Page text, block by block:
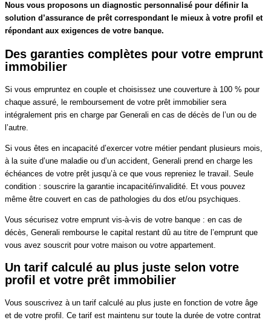
Nous vous proposons un diagnostic personnalisé pour définir la
solution d’assurance de prêt correspondant le mieux à votre profil et
répondant aux exigences de votre banque.
Des garanties complètes pour votre emprunt
immobilier
Si vous empruntez en couple et choisissez une couverture à 100 % pour
chaque assuré, le remboursement de votre prêt immobilier sera
intégralement pris en charge par Generali en cas de décès de l’un ou de
l’autre.
Si vous êtes en incapacité d’exercer votre métier pendant plusieurs mois,
à la suite d’une maladie ou d’un accident, Generali prend en charge les
échéances de votre prêt jusqu’à ce que vous repreniez le travail. Seule
condition : souscrire la garantie incapacité/invalidité. Et vous pouvez
même être couvert en cas de pathologies du dos et/ou psychiques.
Vous sécurisez votre emprunt vis-à-vis de votre banque : en cas de
décès, Generali rembourse le capital restant dû au titre de l’emprunt que
vous avez souscrit pour votre maison ou votre appartement.
Un tarif calculé au plus juste selon votre
profil et votre prêt immobilier
Vous souscrivez à un tarif calculé au plus juste en fonction de votre âge
et de votre profil. Ce tarif est maintenu sur toute la durée de votre contrat